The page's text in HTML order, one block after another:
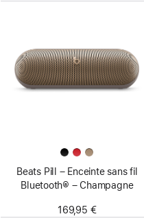
Beats Pill – Enceinte sans fil
Bluetooth® – Champagne
169,95 €